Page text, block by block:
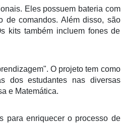
Eles possuem bateria com
de comandos. Além disso, são
kits também incluem fones de
O projeto tem como
dos estudantes nas diversas
e Matemática.
para enriquecer o processo de